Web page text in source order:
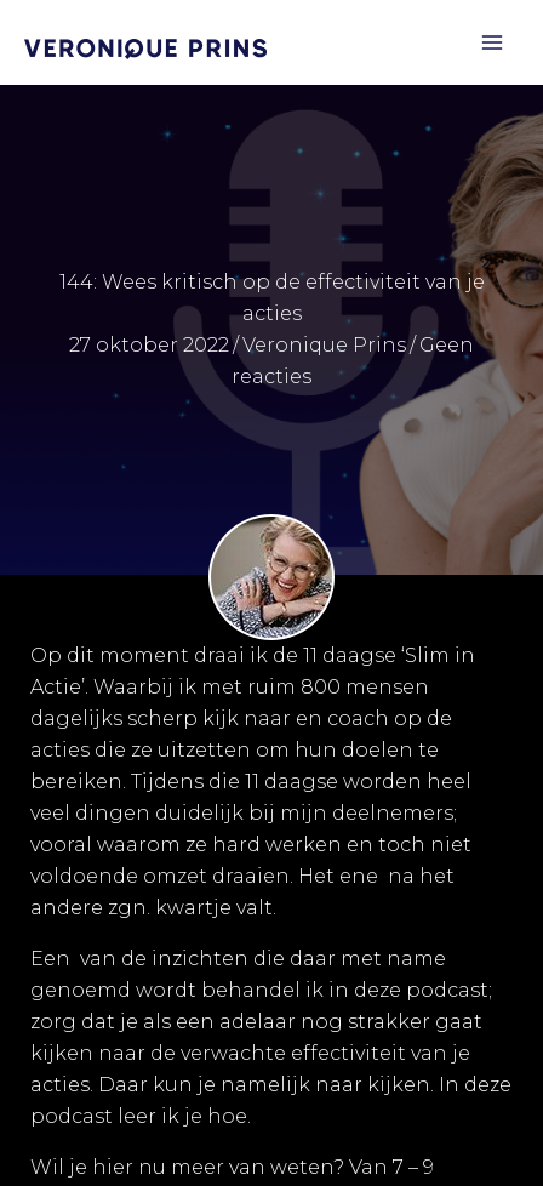
naar
144: Wees kritisch op de effectiviteit van je
acties
27 oktober 2022/Veronique Prins/ Geen
reacties
Op dit moment draai ik de 11 daagse ‘Slim in
Actie’. Waarbij ik met ruim 800 mensen
dagelijks scherp kijk naar en coach op de
acties die ze uitzetten om hun doelen te
bereiken. Tijdens die 11 daagse worden heel
veel dingen duidelijk bij mijn deelnemers;
vooral waarom ze hard werken en toch niet
voldoende omzet draaien. Het ene na het
andere zgn. kwartje valt.
Een van de inzichten die daar met name
genoemd wordt behandel ik in deze podcast;
zorg dat je als een adelaar nog strakker gaat
kijken naar de verwachte effectiviteit van je
acties. Daar kun je namelijk naar kijken. In deze
podcast leer ik je hoe.
Wil je hier nu meer van weten? Van 7 – 9